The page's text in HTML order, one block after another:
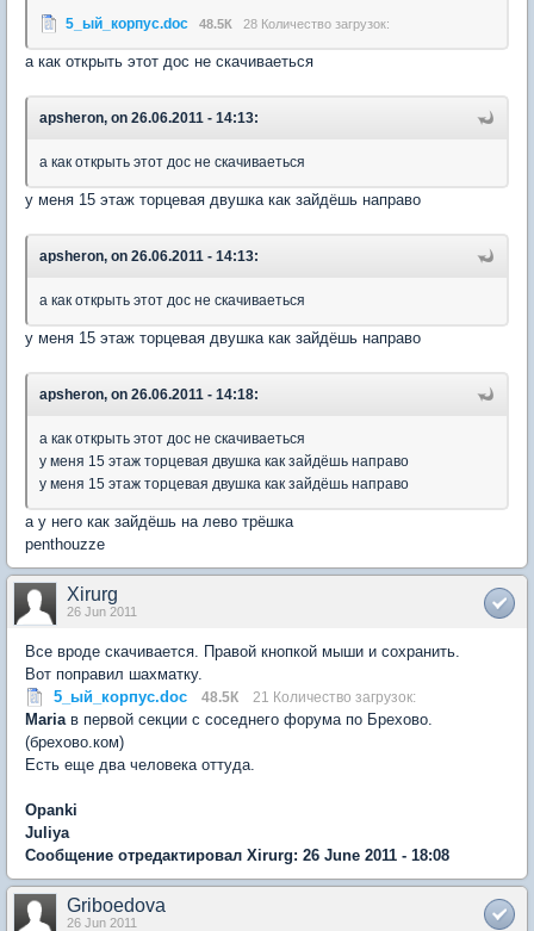
5_ый_корпус.doc 48.5К 28 Количество загрузок:
а как открыть этот дос не скачиваеться
apsheron, on 26.06.2011 - 14:13:
а как открыть этот дос не скачиваеться
у меня 15 этаж торцевая двушка как зайдёшь направо
apsheron, on 26.06.2011 - 14:13:
а как открыть этот дос не скачиваеться
у меня 15 этаж торцевая двушка как зайдёшь направо
apsheron, on 26.06.2011 - 14:18:
а как открыть этот дос не скачиваеться
у меня 15 этаж торцевая двушка как зайдёшь направо
у меня 15 этаж торцевая двушка как зайдёшь направо
а у него как зайдёшь на лево трёшка
penthouzze
Xirurg
26 Jun 2011
Все вроде скачивается. Правой кнопкой мыши и сохранить.
Вот поправил шахматку.
5_ый_корпус.doc
48.5К 21 Количество загрузок:
Maria в первой секции с соседнего форума по Брехово.
(брехово.ком)
Есть еще два человека оттуда.
Opanki
Juliya
Сообщение отредактировал Xirurg: 26 June 2011 - 18:08
Griboedova
26 Jun 2011